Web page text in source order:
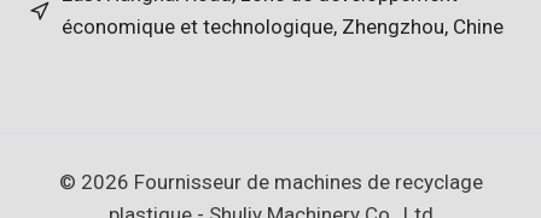
économique et technologique, Zhengzhou, Chine
© 2026 Fournisseur de machines de recyclage